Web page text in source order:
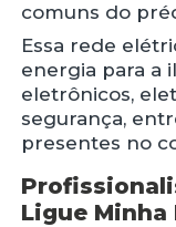
comuns do
Essa rede
energia para a
eletrônicos,
segurança,
presentes no
Ligue Minha